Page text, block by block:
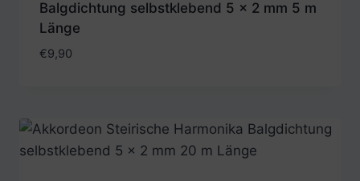
Balgdichtung selbstklebend 5 x 2 mm 5 m
Länge
€9,90